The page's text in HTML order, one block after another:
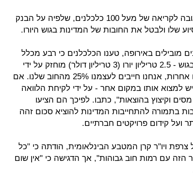
לגארד אמרה את הדברים בתגובה לקריאה של מעל 100 כלכלנים, שלפיה על הבנק
שלו ולבטל את החובות של המדינות בגוש היורו.
מובילים באירופה, טענו הכלכלנים כי רבע מכלל
החובות של המדינות החברות בגוש - 2.5 טריליון יורו (3 טריליון דולר) מוחזק על ידי
הבנק האירופי המרכזי. "במלים אחרות, אנחנו חייבים לעצמנו 25% מהחוב שלנו. אם
למצוא אותו במקום אחר - על ידי לקיחת הלוואה
וקיצוץ בהוצאות", כתבו. לפיכך הם הציעו
בתמורה להתחייבות המדינות להוציא סכום זהה
ועל קידום פרויקטים חברתיים.
ויו"ר קרן המטבע הבינלאומית, הודתה כי "כל
הזה עם רמות חוב גבוהות", אך הדגישה כי "אין שום